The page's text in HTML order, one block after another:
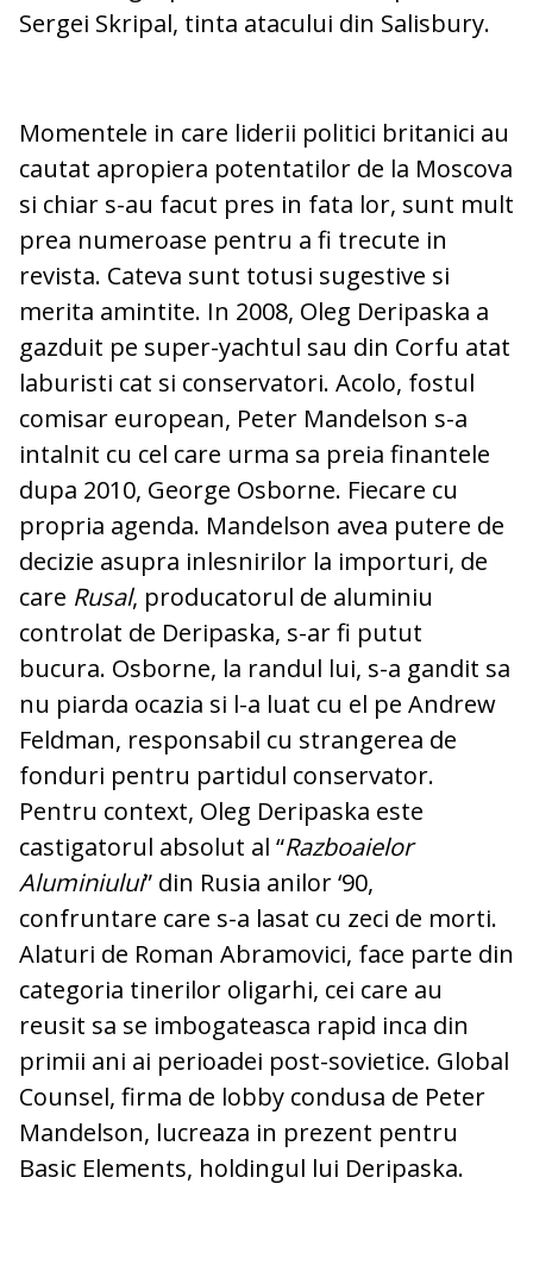
Sergei Skripal, tinta atacului din Salisbury.
Momentele in care liderii politici britanici au
cautat apropiera potentatilor de la Moscova
si chiar s-au facut pres in fata lor, sunt mult
prea numeroase pentru a fi trecute in
revista. Cateva sunt totusi sugestive si
merita amintite. In 2008, Oleg Deripaska a
gazduit pe super-yachtul sau din Corfu atat
laburisti cat si conservatori. Acolo, fostul
comisar european, Peter Mandelson s-a
intalnit cu cel care urma sa preia finantele
dupa 2010, George Osborne. Fiecare cu
propria agenda. Mandelson avea putere de
decizie asupra inlesnirilor la importuri, de
care Rusal, producatorul de aluminiu
controlat de Deripaska, s-ar fi putut
bucura. Osborne, la randul lui, s-a gandit sa
nu piarda ocazia si l-a luat cu el pe Andrew
Feldman, responsabil cu strangerea de
fonduri pentru partidul conservator.
Pentru context, Oleg Deripaska este
castigatorul absolut al “Razboaielor
Aluminiului” din Rusia anilor ‘90,
confruntare care s-a lasat cu zeci de morti.
Alaturi de Roman Abramovici, face parte din
categoria tinerilor oligarhi, cei care au
reusit sa se imbogateasca rapid inca din
primii ani ai perioadei post-sovietice. Global
Counsel, firma de lobby condusa de Peter
Mandelson, lucreaza in prezent pentru
Basic Elements, holdingul lui Deripaska.